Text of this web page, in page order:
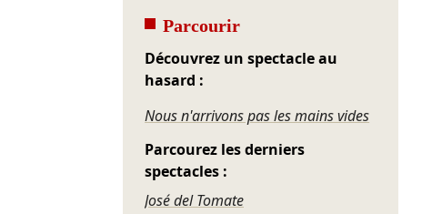
Parcourir
Découvrez un spectacle au
hasard :
Nous n'arrivons pas les mains vides
Parcourez les derniers
spectacles :
José del Tomate